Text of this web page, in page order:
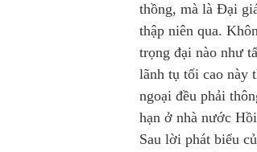
thồng, mà là Đại
thập niên qua.
trọng đại nào như
lãnh tụ tối cao này
ngoại đều phải
hạn ở nhà nước
Sau lời phát biểu